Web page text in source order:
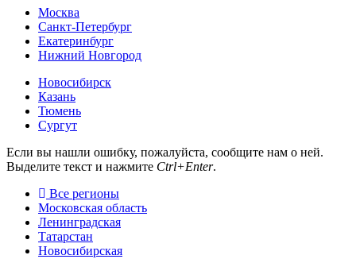
Москва
Санкт-Петербург
Екатеринбург
Нижний Новгород
Новосибирск
Казань
Тюмень
Сургут
Если вы нашли ошибку, пожалуйста, сообщите нам о ней.
Выделите текст и нажмите Ctrl+Enter.
Все регионы
Московская область
Ленинградская
Татарстан
Новосибирская